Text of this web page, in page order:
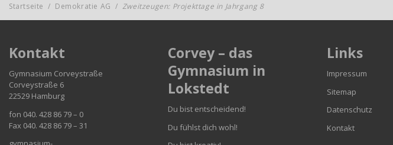
Startseite / Demokratie AG / Zweitzeugen: Projekttage in Jahrgang 8
Kontakt
Gymnasium Corveystraße
Corveystraße 6
22529 Hamburg
fon 040. 428 86 79 – 0
Fax 040. 428 86 79 – 31
Corvey – das
Gymnasium in
Lokstedt
Du bist entscheidend!
Du fühlst dich wohl!
Links
Impressum
Sitemap
Datenschutz
Kontakt